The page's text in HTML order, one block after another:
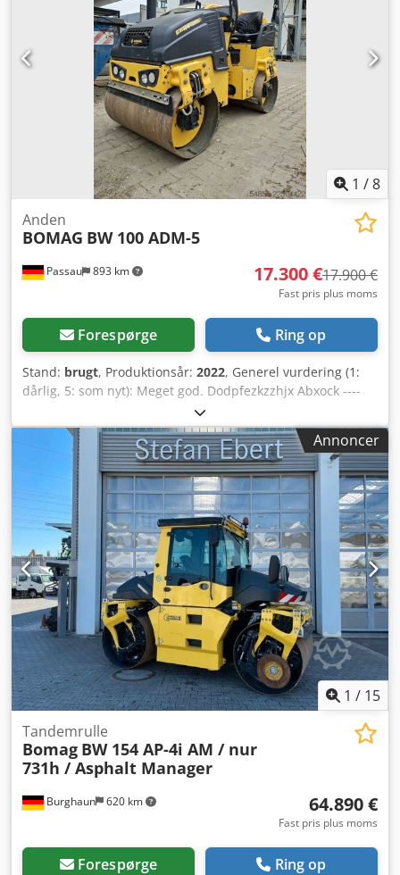
1 /8
Passau 893 km
Anden
BOMAG BW 100 ADM-5
17.300 €17.900 €
Fast pris plus moms
Forespørge Ring op
Stand: brugt, Produktionsår: 2022, Generel vurdering (1:
dårlig, 5: som nyt): Meget god. Dodpfezkzzhjx Abxock ----
Annoncer
1 / 15
Burghaun 620 km
Tandemrulle
Bomag BW 154 AP-4i AM / nur
731h / Asphalt Manager
64.890 €
Fast pris plus moms
Forespørge Ring op